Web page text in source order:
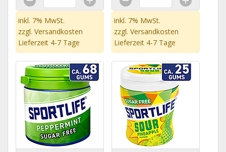
inkl. 7% MwSt.
zzgl. Versandkosten
Lieferzeit 4-7 Tage
inkl. 7% MwSt.
zzgl. Versandkosten
Lieferzeit 4-7 Tage